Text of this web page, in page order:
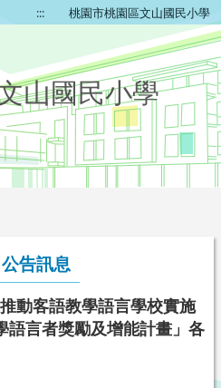
::: 桃園市桃園區文山國民小學
山國民小學
公告訊息
動客語教學語言學校實施
語言者獎勵及增能計畫」各